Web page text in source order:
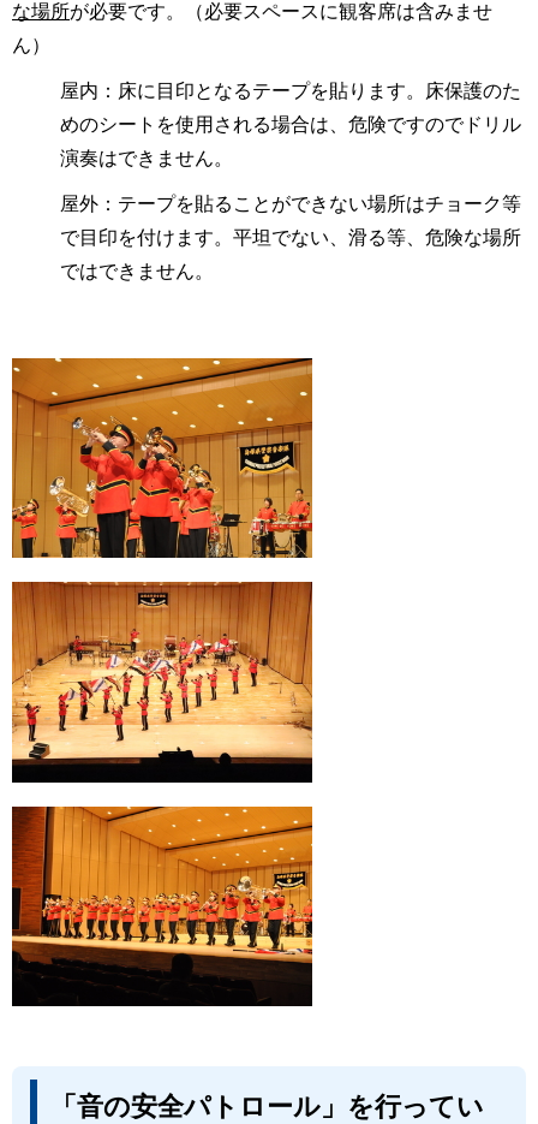
な場所が必要です。（必要スペースに観客席は含みませ
ん）
屋内：床に目印となるテープを貼ります。床保護のた
めのシートを使用される場合は、危険ですのでドリル
演奏はできません。
屋外：テープを貼ることができない場所はチョーク等
で目印を付けます。平坦でない、滑る等、危険な場所
ではできません。
「音の安全パトロール」を行ってい